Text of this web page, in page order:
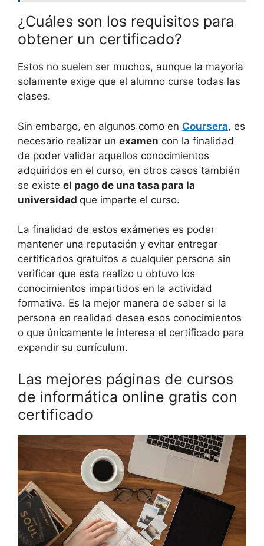
¿Cuáles son los requisitos para
obtener un certificado?
Estos no suelen ser muchos, aunque la mayoría
solamente exige que el alumno curse todas las
clases.
Sin embargo, en algunos como en Coursera, es
necesario realizar un examen con la finalidad
de poder validar aquellos conocimientos
adquiridos en el curso, en otros casos también
se existe el pago de una tasa para la
universidad que imparte el curso.
La finalidad de estos exámenes es poder
mantener una reputación y evitar entregar
certificados gratuitos a cualquier persona sin
verificar que esta realizo u obtuvo los
conocimientos impartidos en la actividad
formativa. Es la mejor manera de saber si la
persona en realidad desea esos conocimientos
o que únicamente le interesa el certificado para
expandir su currículum.
Las mejores páginas de cursos
de informática online gratis con
certificado